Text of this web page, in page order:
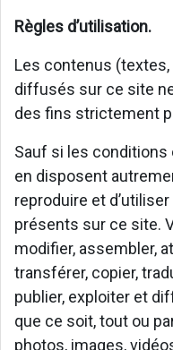
Règles d’utilisation.
Les contenus
diffusés sur ce site
des fins strictement
Sauf si les
en disposent
reproduire et
présents sur ce site.
modifier, assembler,
transférer, copier,
publier, exploiter et
que ce soit, tout ou
photos, images,